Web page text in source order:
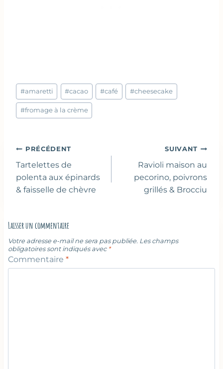
Étiquettes
de
la
#amaretti #cacao #café #cheesecake
#fromage à la crème
Navigation
de
l’article
PRÉCÉDENT
Tartelettes de
polenta aux épinards
& faisselle de chèvre
SUIVANT
Ravioli maison au
pecorino, poivrons
grillés & Brocciu
Laisser un commentaire
Votre adresse e-mail ne sera pas publiée. Les champs
obligatoires sont indiqués avec *
Commentaire *